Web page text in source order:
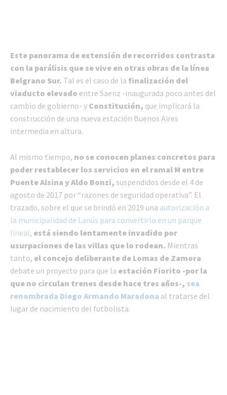
Este panorama de extensión de recorridos contrasta
con la parálisis que se vive en otras obras de la línea
Belgrano Sur. Tal es el caso de la finalización del
viaducto elevado entre Saenz -inaugurada poco antes del
cambio de gobierno- y Constitución, que implicará la
construcción de una nueva estación Buenos Aires
intermedia en altura.
Al mismo tiempo, no se conocen planes concretos para
poder restablecer los servicios en el ramal M entre
Puente Alsina y Aldo Bonzi, suspendidos desde el 4 de
agosto de 2017 por “razones de seguridad operativa”. El
trazado, sobre el que se brindó en 2019 una autorización a
la municipalidad de Lanús para convertirlo en un parque
lineal, está siendo lentamente invadido por
usurpaciones de las villas que lo rodean. Mientras
tanto, el concejo deliberante de Lomas de Zamora
debate un proyecto para que la estación Fiorito -por la
que no circulan trenes desde hace tres años-, sea
renombrada Diego Armando Maradona al tratarse del
lugar de nacimiento del futbolista.